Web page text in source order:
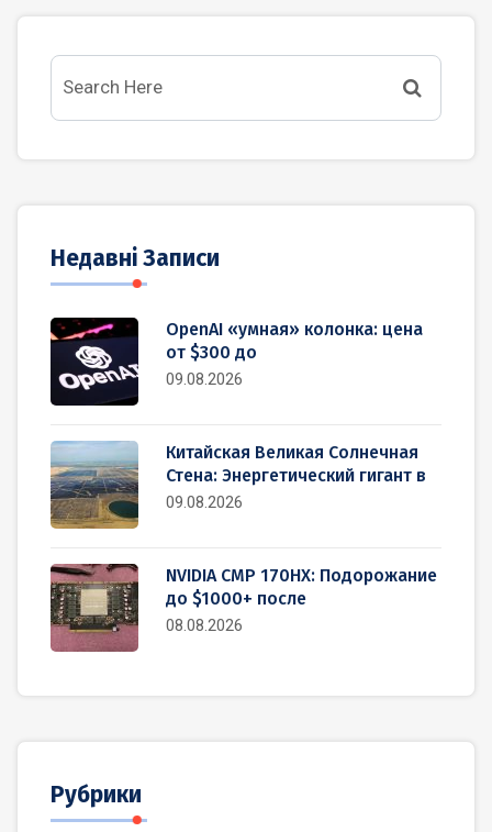
Недавні Записи
OpenAI «умная» колонка: цена
от $300 до
09.08.2026
Китайская Великая Солнечная
Стена: Энергетический гигант в
09.08.2026
NVIDIA CMP 170HX: Подорожание
до $1000+ после
08.08.2026
Рубрики